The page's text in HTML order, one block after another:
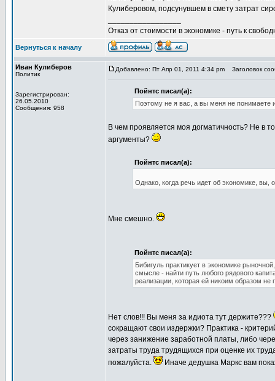
Кулиберовом, подсунувшем в смету затрат
Отказ от стоимости в экономике - путь к
Вернуться к началу
Иван Кулиберов
Политик
Зарегистрирован:
26.05.2010
Сообщения: 958
Добавлено: Пт Апр 01, 2011 4:34 pm Заголовок
Пойнтс писал(а):
Поэтому не я вас, а вы меня не понимаете
В чем проявляется моя догматичность? Не в
аргументы?
Пойнтс писал(а):
Однако, когда речь идет об экономике, вы,
Мне смешно.
Пойнтс писал(а):
Бибигуль практикует в экономике
смысле - найти путь любого рядового
реализации, которая ей никоим образом не
Нет слов!!! Вы меня за идиота тут держите???
сокращают свои издержки? Практика -
через занижение заработной платы, либо
затраты труда трудящихся при оценке их
пожалуйста.
Иначе дедушка Маркс вам